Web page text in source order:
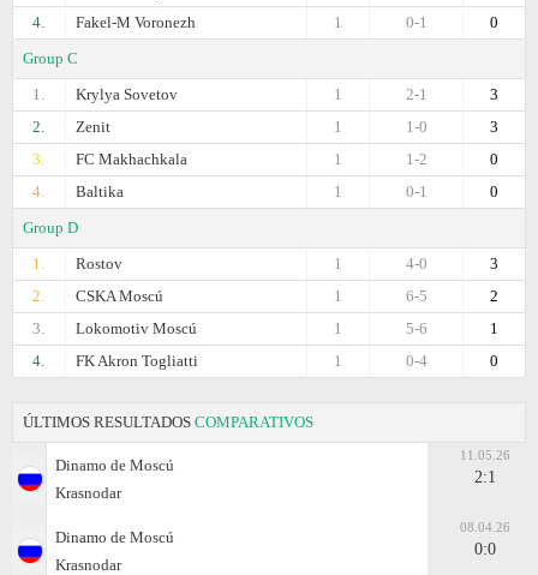
4.
Fakel-M Voronezh 0
0-1
1
Group C
1.
Krylya Sovetov 3
2-1
1
2.
Zenit 3
1-0
1
3.
FC Makhachkala 0
1-2
1
4.
Baltika 0
0-1
1
Group D
1.
Rostov 3
4-0
1
2.
CSKA Moscú 2
6-5
1
3.
Lokomotiv Moscú 1
5-6
1
4.
FK Akron Togliatti 0
0-4
1
ÚLTIMOS RESULTADOS COMPARATIVOS
Dinamo de Moscú
Krasnodar
11.05.26
2:1
Dinamo de Moscú
Krasnodar
08.04.26
0:0